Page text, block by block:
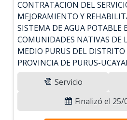
CONTRATACION DEL
MEJORAMIENTO Y
SISTEMA DE AGUA POTABLE
COMUNIDADES NATIVAS DE
MEDIO PURUS DEL DISTRITO
PROVINCIA DE PURUS-
Servicio
Finalizó el 25/